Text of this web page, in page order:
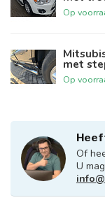
Op
met
Op
Of
U